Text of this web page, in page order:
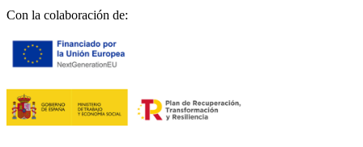
Con la colaboración de: